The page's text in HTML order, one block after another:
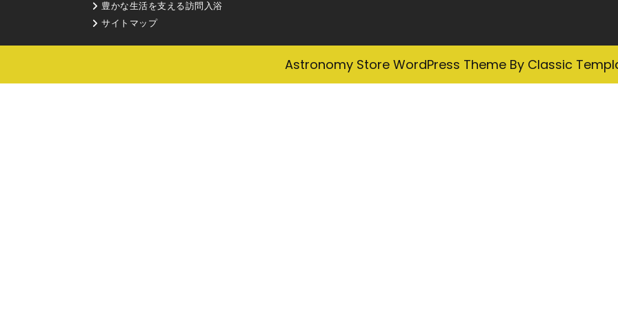
豊かな生活を支える訪問入浴
サイトマップ
Astronomy Store WordPress Theme By Classic